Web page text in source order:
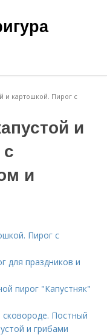
и картошкой. Пирог с
и
и
Пирог с
для праздников и
пирог "Капустняк"
сковороде. Постный
и грибами